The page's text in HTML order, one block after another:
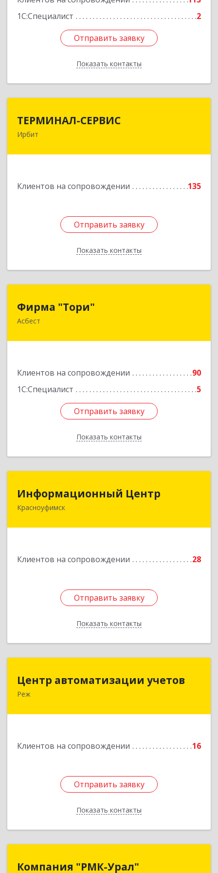
1С:Специалист
2
Отправить заявку
Показать контакты
Отправить заявку
Назад
ТЕРМИНАЛ-СЕРВИС
Ирбит
Клиентов на сопровождении 135
Отправить заявку
Показать контакты
Отправить заявку
Назад
Фирма "Тори"
Асбест
Клиентов на сопровождении
90
1С:Специалист
5
Отправить заявку
Показать контакты
624286, Свердловская обл, Асбест г, Малышева
Отправить заявку
Назад
Информационный Центр
Красноуфимск
Клиентов на сопровождении 28
Отправить заявку
Показать контакты
Информационный Центр
623300, Свердловская обл, Красноуфимск г,
Отправить заявку
Назад
Центр автоматизации учетов
Реж
Клиентов на сопровождении 16
Отправить заявку
Показать контакты
623750, Свердловская обл, Режевской р-н, Реж
Отправить заявку
Назад
Компания "РМК-Урал"